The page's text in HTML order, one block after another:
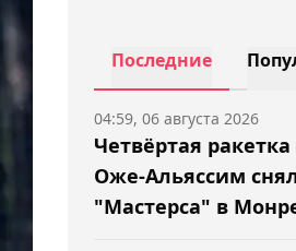
Последние
Четвёртая
Оже-Альяссим
"Мастерса" в
04:59, 06 августа 2026